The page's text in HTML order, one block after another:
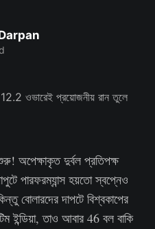
অপেক্ষাকৃত দুর্বল প্রতিপক্ষ
পারফরম্যান্স হয়তো স্বপ্নেও
বোলারদের দাপটে বিশ্বকাপের
ইন্ডিয়া, তাও আবার 46 বল বাকি